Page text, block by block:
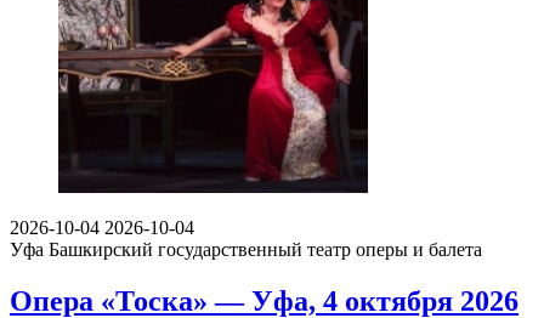
2026-10-04 2026-10-04
Уфа Башкирский государственный театр оперы и балета
Опера «Тоска» — Уфа, 4 октября 2026